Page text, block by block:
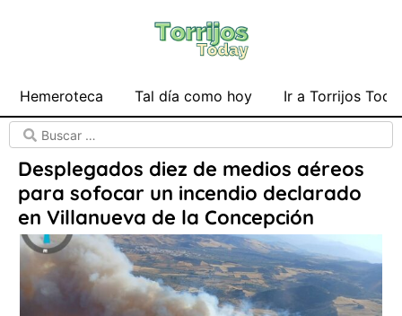
Hemeroteca Tal día como hoy Ir a Torrijos
Desplegados diez de medios aéreos
para sofocar un incendio declarado
en Villanueva de la Concepción